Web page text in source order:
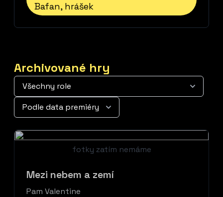
Bafan, hrášek
Archivované hry
fotky zatím nemáme
Mezi nebem a zemí
Pam Valentine